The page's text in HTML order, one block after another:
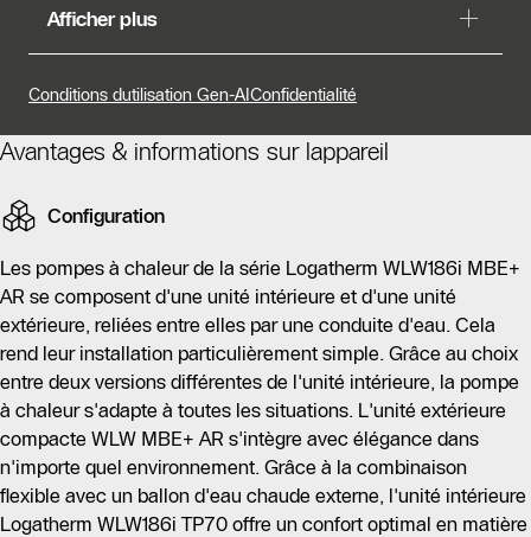
chaleur air-eau conçue pour les bâtiments existants,
fonctionnant efficacement avec des radiateurs. Elle
remplace rapidement les anciens systèmes de
optimal et en réduisant les coûts énergétiques. Ce
modèle A+++ est composé d'une unité intérieure et
extérieure compacte s'intègre harmonieusement dans
La technologie Inverter permet d'adapter la puissance
de la pompe aux besoins du chauffage, offrant ainsi un
fonctionnement économique et une efficacité
énergétique atteignant A+++ avec un COP jusqu'à 5,4.
De plus, la pompe peut être associée à des systèmes
photovoltaïques pour optimiser la consommation
d'électricité. L'utilisation du réfrigérant naturel R290
contribue également à son respect de l'environnement.
Afficher plus
Conditions dutilisation Gen-AIConfidentialité
Avantages & informations sur lappareil
Configuration
Les pompes à chaleur de la série Logatherm WLW186i MBE+
AR se composent d'une unité intérieure et d'une unité
extérieure, reliées entre elles par une conduite d'eau. Cela
rend leur installation particulièrement simple. Grâce au choix
entre deux versions différentes de l'unité intérieure, la pompe
à chaleur s'adapte à toutes les situations. L'unité extérieure
compacte WLW MBE+ AR s'intègre avec élégance dans
n'importe quel environnement. Grâce à la combinaison
flexible avec un ballon d'eau chaude externe, l'unité intérieure
Logatherm WLW186i TP70 offre un confort optimal en matière